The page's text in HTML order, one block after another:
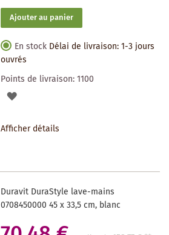
Ajouter au panier
En stock Délai de livraison: 1-3 jours
ouvrés
Points de livraison:1100
AJOUTER
SOUHAITS
Afficher détails
Duravit DuraStyle lave-mains
0708450000 45 x 33,5 cm, blanc